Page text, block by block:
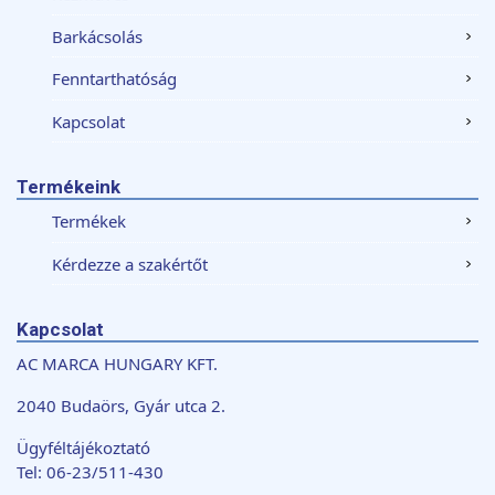
Barkácsolás
Fenntarthatóság
Kapcsolat
Termékeink
Termékek
Kérdezze a szakértőt
Kapcsolat
AC MARCA HUNGARY KFT.
2040 Budaörs, Gyár utca 2.
Ügyféltájékoztató
Tel: 06-23/511-430